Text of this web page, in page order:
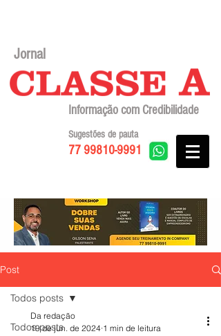
Jornal
Informação com Credibilidade
77 99810-9991
Sugestões de pauta
Post
Todos posts
Todos posts
Da redação
19 de jun. de 2024 1 min de leitura